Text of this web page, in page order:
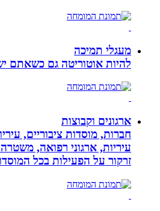
מעגלי תמיכה
להיות אוטוריטה גם כשאתם ישנים
ארגונים וקבוצות
חברות, מוסדות ציבוריים, עיריות,
עיריות, ארגוני רפואה, משטרה.
זרקור על הפעילות בכל המוסדות